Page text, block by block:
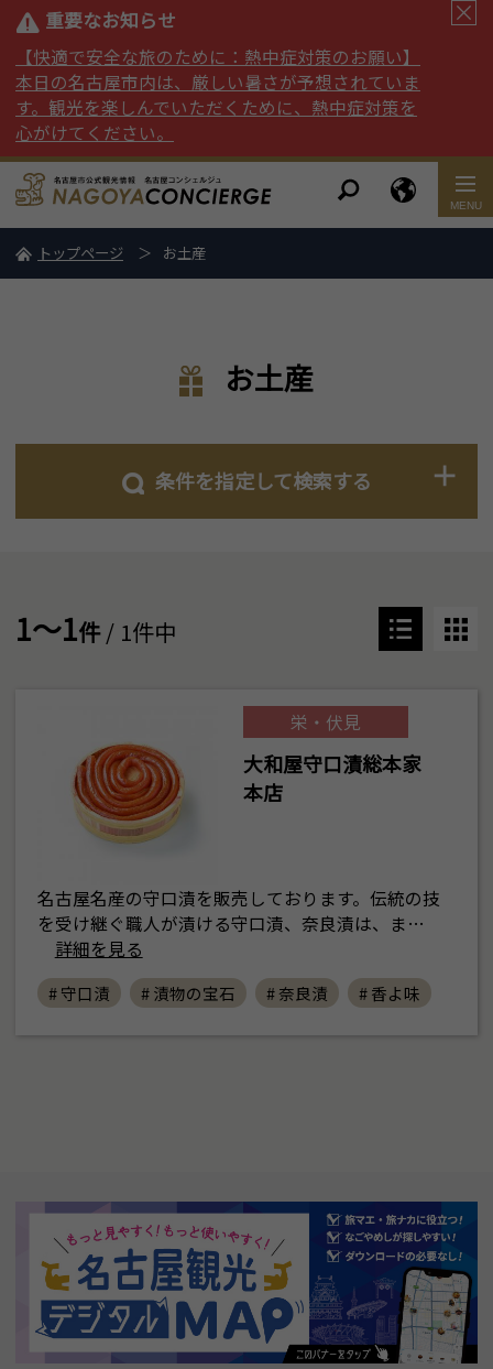
重要なお知らせ
【快適で安全な旅のために：熱中症対策のお願い】
本日の名古屋市内は、厳しい暑さが予想されていま
す。観光を楽しんでいただくために、熱中症対策を
心がけてください。
トップページ お土産
お土産
条件を指定して検索する
1～1件/ 1件中
栄・伏見
大和屋守口漬総本家
本店
名古屋名産の守口漬を販売しております。伝統の技
を受け継ぐ職人が漬ける守口漬、奈良漬は、ま…
詳細を見る
# 守口漬 # 漬物の宝石 # 奈良漬 # 香よ味